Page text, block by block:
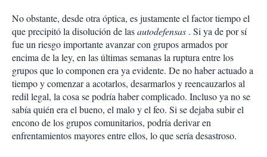
No obstante, desde otra óptica, es justamente el factor tiempo el
que precipitó la disolución de lasautodefensas . Si ya de por sí
fue un riesgo importante avanzar con grupos armados por
encima de la ley, en las últimas semanas la ruptura entre los
grupos que lo componen era ya evidente. De no haber actuado a
tiempo y comenzar a acotarlos, desarmarlos y reencauzarlos al
redil legal, la cosa se podría haber complicado. Incluso ya no se
sabía quién era el bueno, el malo y el feo. Si se dejaba subir el
encono de los grupos comunitarios, podría derivar en
enfrentamientos mayores entre ellos, lo que sería desastroso.